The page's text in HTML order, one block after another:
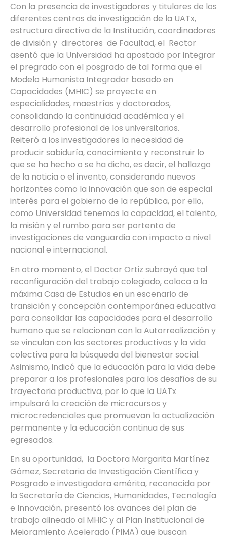
Con la presencia de investigadores y titulares de los
diferentes centros de investigación de la UATx,
estructura directiva de la Institución, coordinadores
de división y directores de Facultad, el Rector
asentó que la Universidad ha apostado por integrar
el pregrado con el posgrado de tal forma que el
Modelo Humanista Integrador basado en
Capacidades (MHIC) se proyecte en
especialidades, maestrías y doctorados,
consolidando la continuidad académica y el
desarrollo profesional de los universitarios.
Reiteró a los investigadores la necesidad de
producir sabiduría, conocimiento y reconstruir lo
que se ha hecho o se ha dicho, es decir, el hallazgo
de la noticia o el invento, considerando nuevos
horizontes como la innovación que son de especial
interés para el gobierno de la república, por ello,
como Universidad tenemos la capacidad, el talento,
la misión y el rumbo para ser portento de
investigaciones de vanguardia con impacto a nivel
nacional e internacional.
En otro momento, el Doctor Ortiz subrayó que tal
reconfiguración del trabajo colegiado, coloca a la
máxima Casa de Estudios en un escenario de
transición y concepción contemporánea educativa
para consolidar las capacidades para el desarrollo
humano que se relacionan con la Autorrealización y
se vinculan con los sectores productivos y la vida
colectiva para la búsqueda del bienestar social.
Asimismo, indicó que la educación para la vida debe
preparar a los profesionales para los desafíos de su
trayectoria productiva, por lo que la UATx
impulsará la creación de microcursos y
microcredenciales que promuevan la actualización
permanente y la educación continua de sus
egresados.
En su oportunidad, la Doctora Margarita Martínez
Gómez, Secretaria de Investigación Científica y
Posgrado e investigadora emérita, reconocida por
la Secretaría de Ciencias, Humanidades, Tecnología
e Innovación, presentó los avances del plan de
trabajo alineado al MHIC y al Plan Institucional de
Mejoramiento Acelerado (PIMA) que buscan